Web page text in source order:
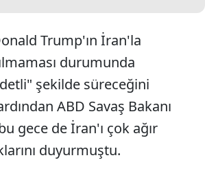
Trump'ın İran'la
durumunda
şekilde süreceğini
ABD Savaş Bakanı
gece de İran'ı çok ağır
duyurmuştu.